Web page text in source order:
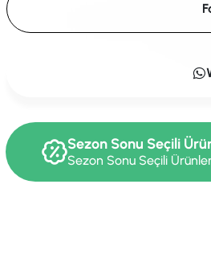
Sezon Sonu Seçili
Sezon Sonu Seçili